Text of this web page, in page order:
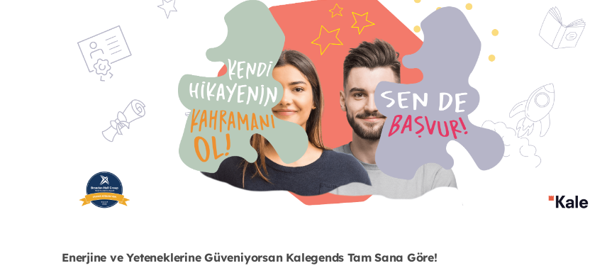
Enerjine ve Yeteneklerine Güveniyorsan Kalegends Tam Sana Göre!